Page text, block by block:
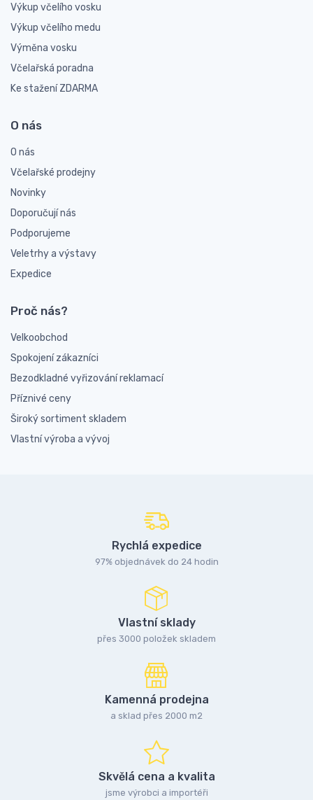
Výkup včelího vosku
Výkup včelího medu
Výměna vosku
Včelařská poradna
Ke stažení ZDARMA
O nás
O nás
Včelařské prodejny
Novinky
Doporučují nás
Podporujeme
Veletrhy a výstavy
Expedice
Proč nás?
Velkoobchod
Spokojení zákazníci
Bezodkladné vyřizování reklamací
Příznivé ceny
Široký sortiment skladem
Vlastní výroba a vývoj
Rychlá expedice
97% objednávek do 24 hodin
Vlastní sklady
přes 3000 položek skladem
Kamenná prodejna
a sklad přes 2000 m2
Skvělá cena a kvalita
jsme výrobci a importéři